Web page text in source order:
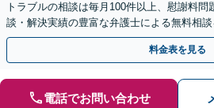
トラブルの相談は毎月100件以上、慰謝料問
談・解決実績の豊富な弁護士による無料相
倫相談は初回0円】 【千葉県全域対応】
料金表を見る
電話でお問い合わせ